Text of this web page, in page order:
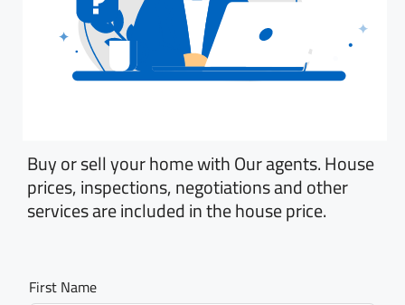
Buy or sell your home with Our agents. House
prices, inspections, negotiations and other
services are included in the house price.
First Name